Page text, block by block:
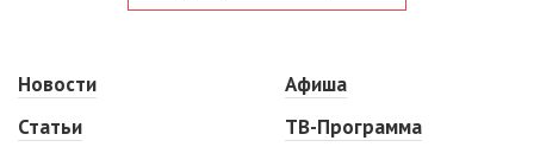
Новости
Статьи
Афиша
ТВ-Программа